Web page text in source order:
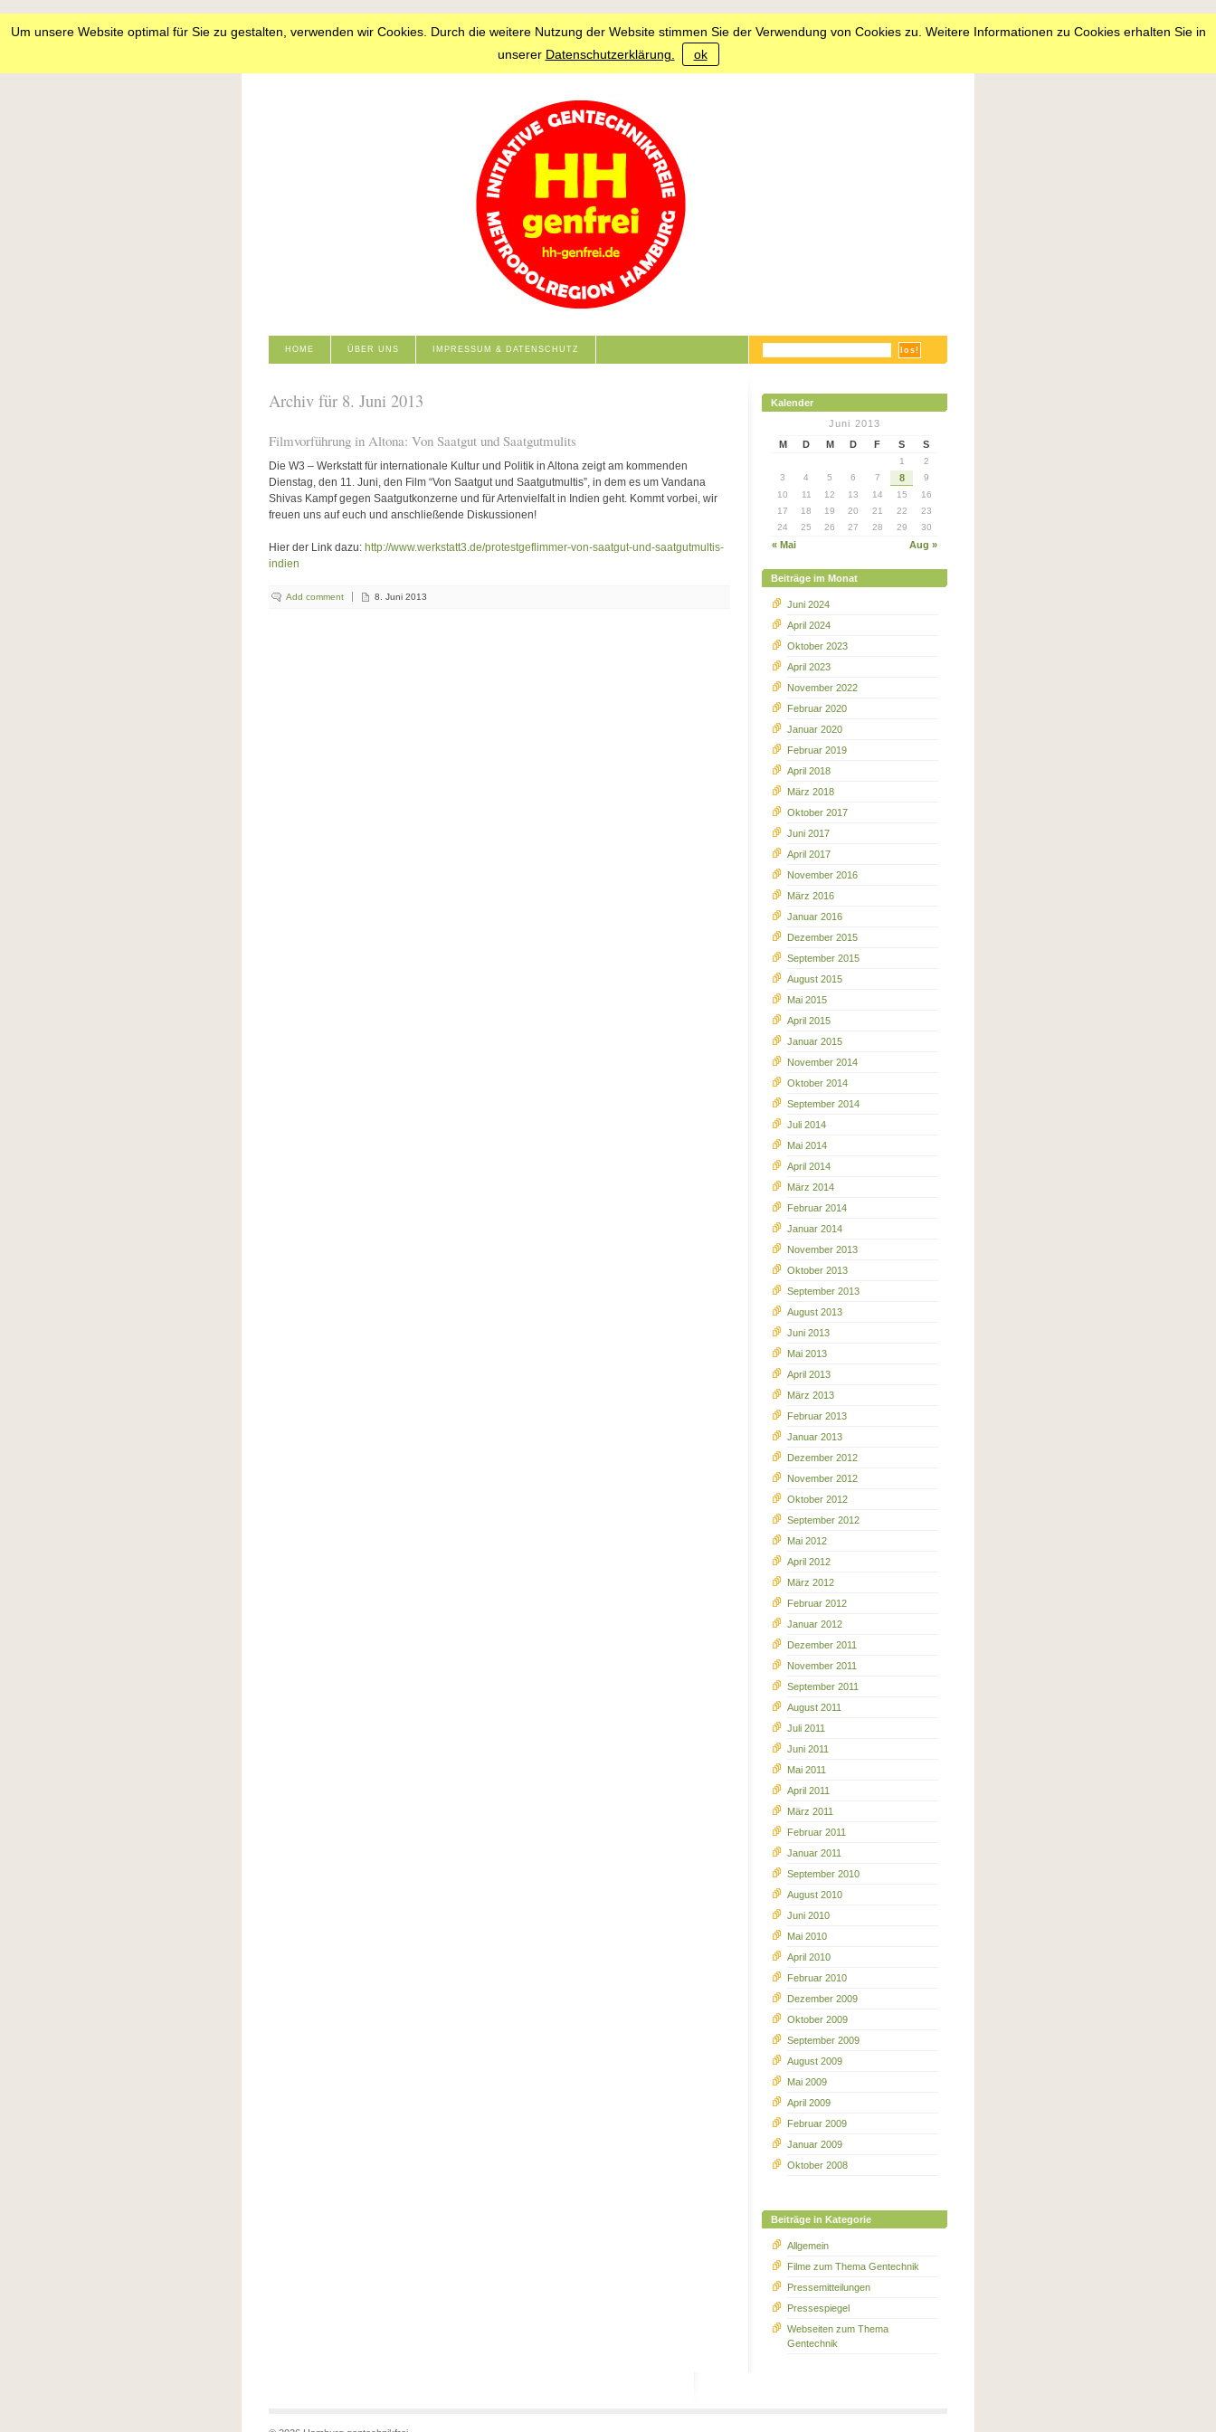
Um unsere Website optimal für Sie zu gestalten, verwenden wir Cookies. Durch die weitere Nutzung der Website stimmen Sie der Verwendung von Cookies zu. Weitere Informationen zu Cookies erhalten Sie in
unserer Datenschutzerklärung. ok
HOME ÜBER UNS IMPRESSUM & DATENSCHUTZ
Archiv für 8. Juni 2013
Filmvorführung in Altona: Von Saatgut und Saatgutmulits
Die W3 – Werkstatt für internationale Kultur und Politik in Altona zeigt am kommenden
Dienstag, den 11. Juni, den Film “Von Saatgut und Saatgutmultis”, in dem es um Vandana
Shivas Kampf gegen Saatgutkonzerne und für Artenvielfalt in Indien geht. Kommt vorbei, wir
freuen uns auf euch und anschließende Diskussionen!
Hier der Link dazu: http://www.werkstatt3.de/protestgeflimmer-von-saatgut-und-saatgutmultis-
indien
Add comment 8. Juni 2013
Kalender
Juni 2013
M
D M D F S S
« Mai Aug »
1
2
3
4 5 6 7 8
9
10
11 12 13 14 15
16
17
18 19 20 21 22
23
24
25 26 27 28 29 30
Beiträge im Monat
Juni 2024
April 2024
Oktober 2023
April 2023
November 2022
Februar 2020
Januar 2020
Februar 2019
April 2018
März 2018
Oktober 2017
Juni 2017
April 2017
November 2016
März 2016
Januar 2016
Dezember 2015
September 2015
August 2015
Mai 2015
April 2015
Januar 2015
November 2014
Oktober 2014
September 2014
Juli 2014
Mai 2014
April 2014
März 2014
Februar 2014
Januar 2014
November 2013
Oktober 2013
September 2013
August 2013
Juni 2013
Mai 2013
April 2013
März 2013
Februar 2013
Januar 2013
Dezember 2012
November 2012
Oktober 2012
September 2012
Mai 2012
April 2012
März 2012
Februar 2012
Januar 2012
Dezember 2011
November 2011
September 2011
August 2011
Juli 2011
Juni 2011
Mai 2011
April 2011
März 2011
Februar 2011
Januar 2011
September 2010
August 2010
Juni 2010
Mai 2010
April 2010
Februar 2010
Dezember 2009
Oktober 2009
September 2009
August 2009
Mai 2009
April 2009
Februar 2009
Januar 2009
Oktober 2008
Beiträge in Kategorie
Allgemein
Filme zum Thema Gentechnik
Pressemitteilungen
Pressespiegel
Webseiten zum Thema
Gentechnik